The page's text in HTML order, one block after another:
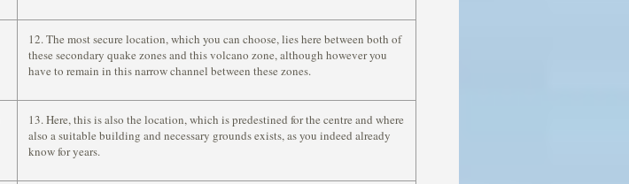
12. The most secure location, which you can choose, lies here between both of
these secondary quake zones and this volcano zone, although however you
have to remain in this narrow channel between these zones.
13. Here, this is also the location, which is predestined for the centre and where
also a suitable building and necessary grounds exists, as you indeed already
know for years.